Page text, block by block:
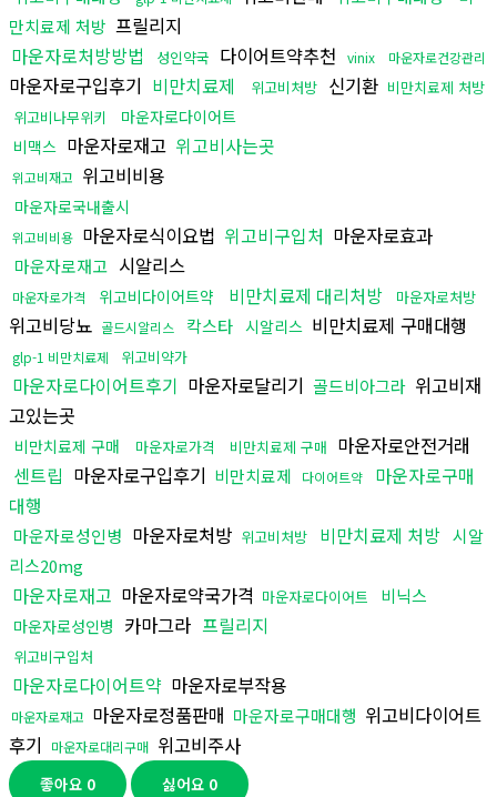
만치료제 처방 프릴리지
마운자로처방방법
성인약국 다이어트약추천 vinix 마운자로건강관리
마운자로구입후기 비만치료제 위고비처방 신기환 비만치료제 처방
위고비나무위키
마운자로다이어트
비맥스 마운자로재고 위고비사는곳
위고비재고 위고비비용
마운자로국내출시
위고비비용 마운자로식이요법 위고비구입처 마운자로효과
마운자로재고 시알리스
마운자로가격 위고비다이어트약 비만치료제 대리처방 마운자로처방
위고비당뇨 골드시알리스 칵스타 시알리스 비만치료제 구매대행
glp-1 비만치료제 위고비약가
마운자로다이어트후기 마운자로달리기 골드비아그라 위고비재
고있는곳
비만치료제 구매 마운자로가격 비만치료제 구매 마운자로안전거래
센트립 마운자로구입후기 비만치료제 다이어트약
마운자로구매
대행
마운자로성인병 마운자로처방 위고비처방 비만치료제 처방 시알
리스20mg
마운자로재고 마운자로약국가격 마운자로다이어트 비닉스
마운자로성인병 카마그라 프릴리지
위고비구입처
마운자로다이어트약 마운자로부작용
마운자로재고 마운자로정품판매 마운자로구매대행 위고비다이어트
후기
마운자로대리구매 위고비주사
좋아요 0 싫어요 0